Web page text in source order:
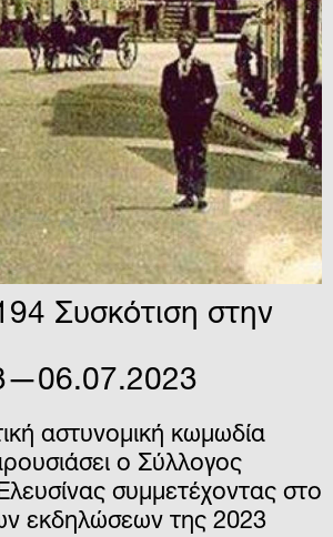
Συσκότιση στην
αστυνομική κωμωδία
ο Σύλλογος
συμμετέχοντας στο
εκδηλώσεων της 2023